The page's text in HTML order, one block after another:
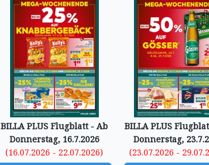
BILLA PLUS Flugblatt - Ab
Donnerstag, 16.7.2026
(16.07.2026 - 22.07.2026)
BILLA PLUS
Donnerstag,
(23.07.2026 -